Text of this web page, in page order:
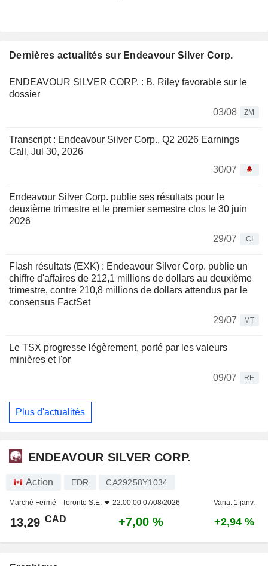
Dernières actualités sur Endeavour Silver Corp.
ENDEAVOUR SILVER CORP. : B. Riley favorable sur le
dossier
03/08
ZM
Transcript : Endeavour Silver Corp., Q2 2026 Earnings
Call, Jul 30, 2026
30/07
Endeavour Silver Corp. publie ses résultats pour le
deuxième trimestre et le premier semestre clos le 30 juin
2026
29/07
CI
Flash résultats (EXK) : Endeavour Silver Corp. publie un
chiffre d'affaires de 212,1 millions de dollars au deuxième
trimestre, contre 210,8 millions de dollars attendus par le
consensus FactSet
29/07
MT
Le TSX progresse légèrement, porté par les valeurs
minières et l'or
09/07
RE
Plus d'actualités
ENDEAVOUR SILVER CORP.
Action EDR CA29258Y1034
Marché Fermé - Toronto S.E. 22:00:00 07/08/2026 Varia. 1 janv.
13,29 CAD +7,00 % +2,94 %